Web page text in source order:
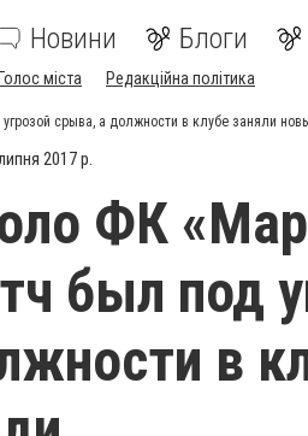
Новини Блоги
Голос міста Редакційна політика
срыва, а должности в клубе заняли
2017 р.
ФК
был под
в